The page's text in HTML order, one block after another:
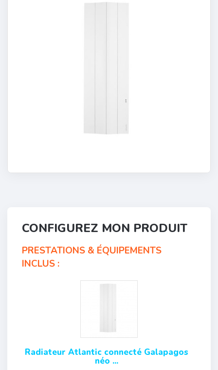
CONFIGUREZ MON PRODUIT
PRESTATIONS & ÉQUIPEMENTS
INCLUS :
Radiateur Atlantic connecté Galapagos
néo ...